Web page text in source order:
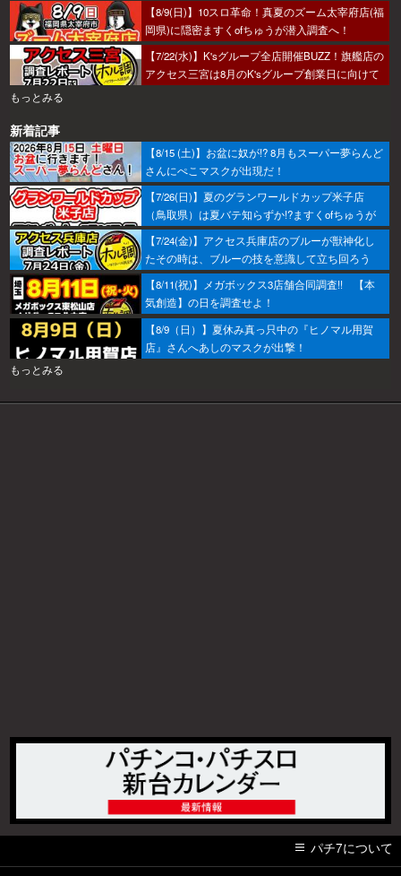
【8/9(日)】10スロ革命！真夏のズーム太宰府店(福
岡県)に隠密ますくofちゅうが潜入調査へ！
【7/22(水)】K'sグループ全店開催BUZZ！旗艦店の
アクセス三宮は8月のK'sグループ創業日に向けて
もっとみる
新着記事
【8/15 (土)】お盆に奴が!? 8月もスーパー夢らんど
さんにぺこマスクが出現だ！
【7/26(日)】夏のグランワールドカップ米子店
（鳥取県）は夏バテ知らずか!?ますくofちゅうが
調査してきたで～！
【7/24(金)】アクセス兵庫店のブルーが獣神化し
たその時は、ブルーの技を意識して立ち回ろう
ぞ！
【8/11(祝)】メガボックス3店舗合同調査!! 【本
気創造】の日を調査せよ！
【8/9（日）】夏休み真っ只中の『ヒノマル用賀
店』さんへあしのマスクが出撃！
もっとみる
パチ7について